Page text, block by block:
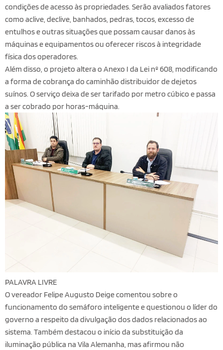
condições de acesso às propriedades. Serão avaliados fatores
como aclive, declive, banhados, pedras, tocos, excesso de
entulhos e outras situações que possam causar danos às
máquinas e equipamentos ou oferecer riscos à integridade
física dos operadores.
Além disso, o projeto altera o Anexo I da Lei nº 608, modificando
a forma de cobrança do caminhão distribuidor de dejetos
suínos. O serviço deixa de ser tarifado por metro cúbico e passa
a ser cobrado por horas-máquina.
PALAVRA LIVRE
O vereador Felipe Augusto Deige comentou sobre o
funcionamento do semáforo inteligente e questionou o líder do
governo a respeito da divulgação dos dados relacionados ao
sistema. Também destacou o início da substituição da
iluminação pública na Vila Alemanha, mas afirmou não